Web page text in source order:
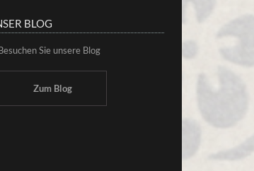
BLOG
Sie unsere Blog
Zum Blog